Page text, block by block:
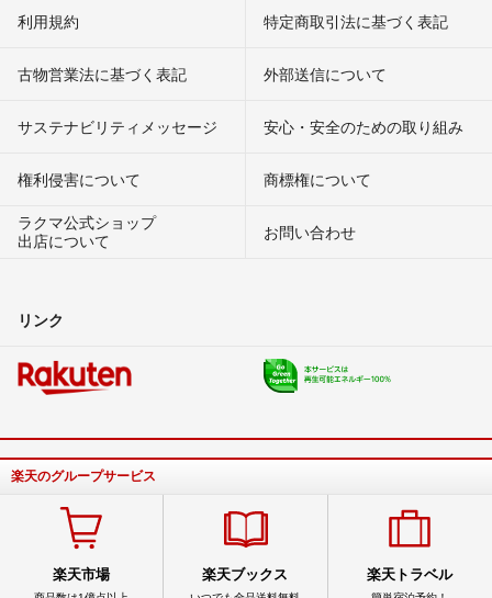
利用規約 特定商取引法に基づく表記
古物営業法に基づく表記 外部送信について
サステナビリティメッセージ 安心・安全のための取り組み
権利侵害について
商標権について
ラクマ公式ショップ
出店について
お問い合わせ
リンク
楽天のグループサービス
楽天市場 楽天ブックス 楽天トラベル